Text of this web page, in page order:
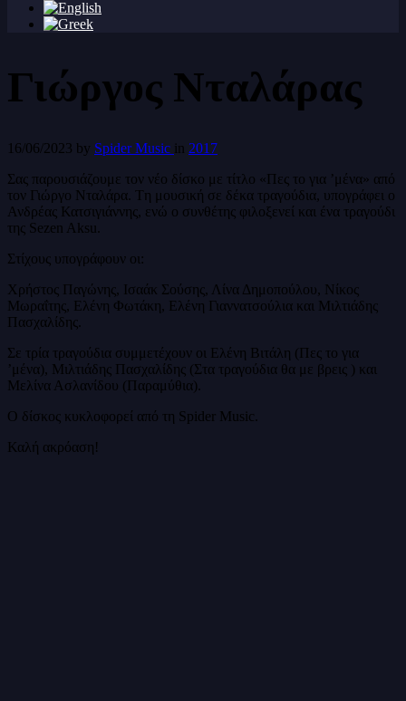
Γιώργος Νταλάρας
16/06/2023 by Spider Music in 2017
Σας παρουσιάζουμε τον νέο δίσκο με τίτλο «Πες το για ʼμένα» από
τον Γιώργο Νταλάρα. Tη μουσική σε δέκα τραγούδια, υπογράφει ο
Ανδρέας Κατσιγιάννης, ενώ ο συνθέτης φιλοξενεί και ένα τραγούδι
της Sezen Aksu.
Στίχους υπογράφουν οι:
Χρήστος Παγώνης, Ισαάκ Σούσης, Λίνα Δημοπούλου, Νίκος
Μωραΐτης, Ελένη Φωτάκη, Ελένη Γιαννατσούλια και Μιλτιάδης
Πασχαλίδης.
Σε τρία τραγούδια συμμετέχουν οι Ελένη Βιτάλη (Πες το για
ʼμένα), Μιλτιάδης Πασχαλίδης (Στα τραγούδια θα με βρεις ) και
Μελίνα Ασλανίδου (Παραμύθια).
Ο δίσκος κυκλοφορεί από τη Spider Music.
Καλή ακρόαση!